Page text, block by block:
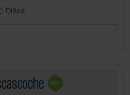
Diésel